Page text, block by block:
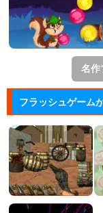
名作
フラッシュゲーム